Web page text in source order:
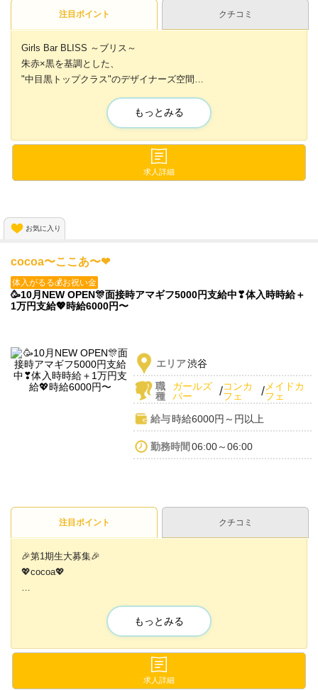
注目ポイント クチコミ
Girls Bar BLISS ～ブリス～
朱赤×黒を基調とした、
"中目黒トップクラス"のデザイナーズ空間
📢今応募してる子に朗報📢
💖入店お祝い金プレゼント💖
🎁 先着10名【全員採用】をお約束✨
もっとみる
求人詳細
お気に入り
cocoa〜ここあ〜❤
体入がるる💰お祝い金
🥳10月NEW OPEN🎊面接時アマギフ5000円支給中❣体入時時給＋
1万円支給💖時給6000円〜
エリア渋谷
職
種
ガールズ
バー
/コンカ
フェ
/ メイドカ
フェ
給与時給6000円～円以上
勤務時間 06:00～06:00
注目ポイント クチコミ
🎉第1期生大募集🎉
💖cocoa💖
24時間営業のコンカフェ❣
完全新規のお店で可愛い衣装を着ながらお仕事しませんか？
今なら面接に来てくれた方高待遇で✨
もっとみる
求人詳細